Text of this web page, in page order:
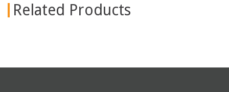
Related Products